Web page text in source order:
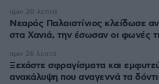
Νεαρός Παλαιστίνιος κλείδωσε
στα Χανιά, την έσωσαν οι φωνές
πριν 20 λεπτά
Ξεχάστε σφραγίσματα και
ανακάλυψη που αναγεννά τα
πριν 26 λεπτά